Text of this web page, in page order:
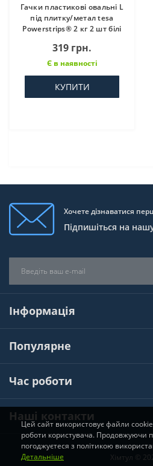
Гачки пластикові овальні L
під плитку/метал tesa
Powerstrips® 2 кг 2 шт білі
319 грн.
Є в наявності
КУПИТИ
Хочете дізнаватися
Підпишіться на
Інформація
Популярне
Час роботи
Наші контакти
Хімтул ©
Цей сайт використовує файли
роботи користувача. Продовжуючи
погоджуєтеся з політикою
Детальніше